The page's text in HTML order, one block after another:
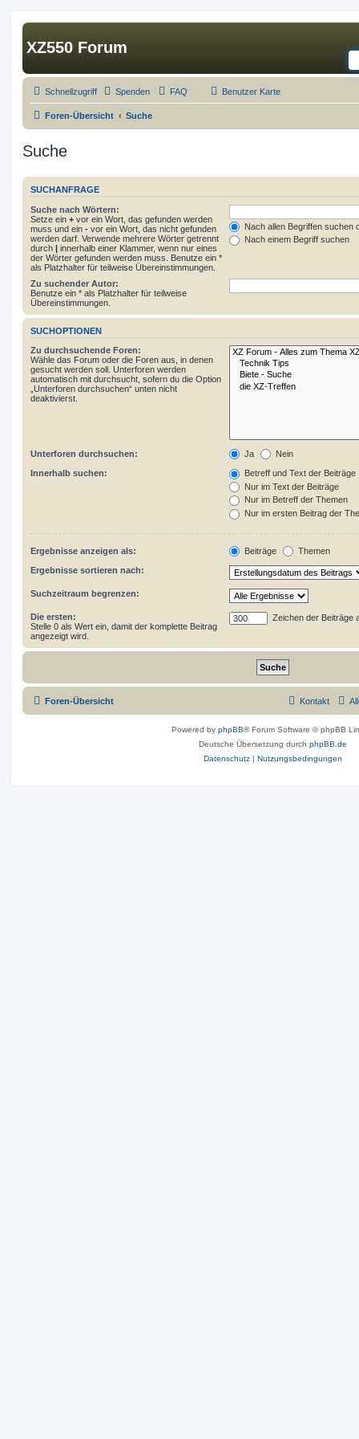
XZ550 Forum
Schnellzugriff Spenden FAQ Benutzer Karte
Foren-Übersicht Suche
Suche
SUCHANFRAGE
Suche nach Wörtern:
Setze ein + vor ein Wort, das gefunden werden
muss und ein - vor ein Wort, das nicht gefunden
werden darf. Verwende mehrere Wörter getrennt
durch | innerhalb einer Klammer, wenn nur eines
der Wörter gefunden werden muss. Benutze ein *
als Platzhalter für teilweise Übereinstimmungen.
Nach allen Begriffen suchen
Nach einem Begriff suchen
Zu suchender Autor:
Benutze ein * als Platzhalter für teilweise
Übereinstimmungen.
SUCHOPTIONEN
Zu durchsuchende Foren:
Wähle das Forum oder die Foren aus, in denen
gesucht werden soll. Unterforen werden
automatisch mit durchsucht, sofern du die Option
„Unterforen durchsuchen“ unten nicht
deaktivierst.
Unterforen durchsuchen: Ja Nein
Innerhalb suchen:
Betreff und Text der Beiträge
Nur im Text der Beiträge
Nur im Betreff der Themen
Nur im ersten Beitrag der
Ergebnisse anzeigen als: Beiträge Themen
Ergebnisse sortieren nach:
Suchzeitraum begrenzen:
Die ersten:
Stelle 0 als Wert ein, damit der komplette Beitrag
angezeigt wird.
Zeichen der Beiträge
Foren-Übersicht Kontakt
Powered by phpBB® Forum Software © phpBB
Deutsche Übersetzung durch phpBB.de
Datenschutz | Nutzungsbedingungen